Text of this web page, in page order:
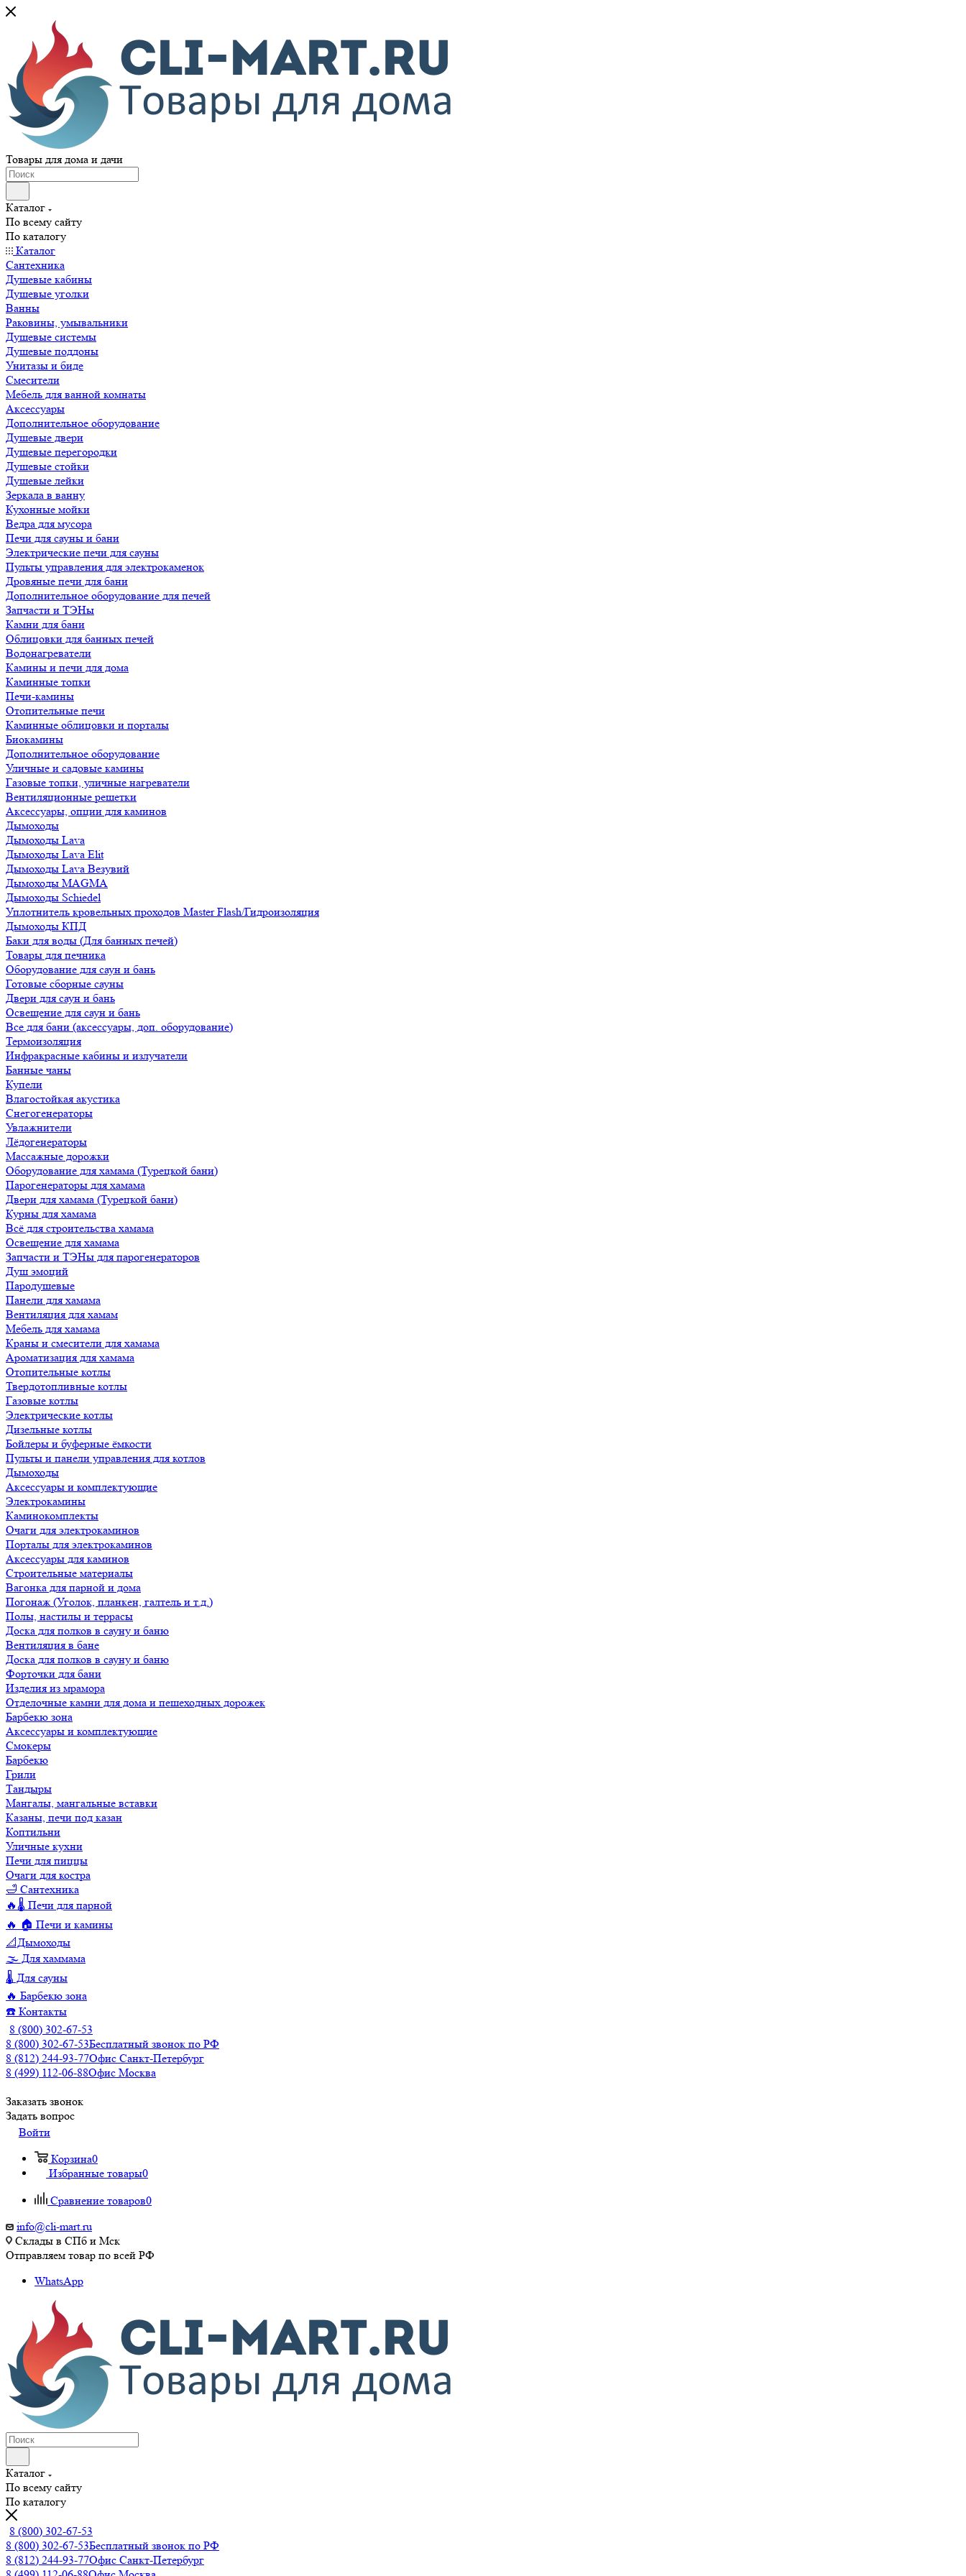
Товары для дома и дачи
Каталог
По всему сайту
По каталогу
Каталог
Сантехника
Душевые кабины
Душевые уголки
Ванны
Раковины, умывальники
Душевые системы
Душевые поддоны
Унитазы и биде
Смесители
Мебель для ванной комнаты
Аксессуары
Дополнительное оборудование
Душевые двери
Душевые перегородки
Душевые стойки
Душевые лейки
Зеркала в ванну
Кухонные мойки
Ведра для мусора
Печи для сауны и бани
Электрические печи для сауны
Пульты управления для электрокаменок
Дровяные печи для бани
Дополнительное оборудование для печей
Запчасти и ТЭНы
Камни для бани
Облицовки для банных печей
Водонагреватели
Камины и печи для дома
Каминные топки
Печи-камины
Отопительные печи
Каминные облицовки и порталы
Биокамины
Дополнительное оборудование
Уличные и садовые камины
Газовые топки, уличные нагреватели
Вентиляционные решетки
Аксессуары, опции для каминов
Дымоходы
Дымоходы Lava
Дымоходы Lava Elit
Дымоходы Lava Везувий
Дымоходы MAGMA
Дымоходы Schiedel
Уплотнитель кровельных проходов Master Flash/Гидроизоляция
Дымоходы КПД
Баки для воды (Для банных печей)
Товары для печника
Оборудование для саун и бань
Готовые сборные сауны
Двери для саун и бань
Освещение для саун и бань
Все для бани (аксессуары, доп. оборудование)
Термоизоляция
Инфракрасные кабины и излучатели
Банные чаны
Купели
Влагостойкая акустика
Снегогенераторы
Увлажнители
Лёдогенераторы
Массажные дорожки
Оборудование для хамама (Турецкой бани)
Парогенераторы для хамама
Двери для хамама (Турецкой бани)
Курны для хамама
Всё для строительства хамама
Освещение для хамама
Запчасти и ТЭНы для парогенераторов
Душ эмоций
Пародушевые
Панели для хамама
Вентиляция для хамам
Мебель для хамама
Краны и смесители для хамама
Ароматизация для хамама
Отопительные котлы
Твердотопливные котлы
Газовые котлы
Электрические котлы
Дизельные котлы
Бойлеры и буферные ёмкости
Пульты и панели управления для котлов
Дымоходы
Аксессуары и комплектующие
Электрокамины
Каминокомплекты
Очаги для электрокаминов
Порталы для электрокаминов
Аксессуары для каминов
Строительные материалы
Вагонка для парной и дома
Погонаж (Уголок, планкен, галтель и т.д.)
Полы, настилы и террасы
Доска для полков в сауну и баню
Вентиляция в бане
Доска для полков в сауну и баню
Форточки для бани
Изделия из мрамора
Отделочные камни для дома и пешеходных дорожек
Барбекю зона
Аксессуары и комплектующие
Смокеры
Барбекю
Грили
Тандыры
Мангалы, мангальные вставки
Казаны, печи под казан
Коптильни
Уличные кухни
Печи для пиццы
Очаги для костра
🛁 Сантехника
🔥🌡️ Печи для парной
🔥 🏠 Печи и камины
📐Дымоходы
🌫️ Для хаммама
🌡️ Для сауны
🔥 Барбекю зона
☎️ Контакты
8 (800) 302-67-53
8 (800) 302-67-53Бесплатный звонок по РФ
8 (812) 244-93-77Офис Санкт-Петербург
8 (499) 112-06-88Офис Москва
Заказать звонок
Задать вопрос
Войти
Корзина0
Избранные товары0
Сравнение товаров0
info@cli-mart.ru
Склады в СПб и Мск
Отправляем товар по всей РФ
WhatsApp
Каталог
По всему сайту
По каталогу
8 (800) 302-67-53
8 (800) 302-67-53Бесплатный звонок по РФ
8 (812) 244-93-77Офис Санкт-Петербург